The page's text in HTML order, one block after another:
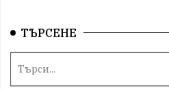
ТЪРСЕНЕ